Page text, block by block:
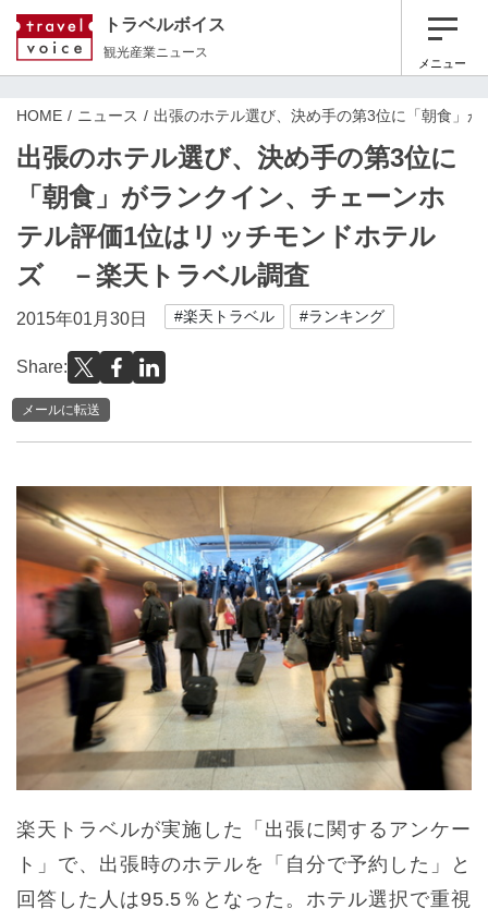
トラベルボイス
観光産業ニュース
メニュー
HOME ニュース 出張のホテル選び、決め手の第3位に「朝食」
出張のホテル選び、決め手の第3位に
「朝食」がランクイン、チェーンホ
テル評価1位はリッチモンドホテル
ズ －楽天トラベル調査
2015年01月30日 #楽天トラベル #ランキング
Share:
メールに転送
楽天トラベルが実施した「出張に関するアンケー
ト」で、出張時のホテルを「自分で予約した」と
回答した人は95.5％となった。ホテル選択で重視